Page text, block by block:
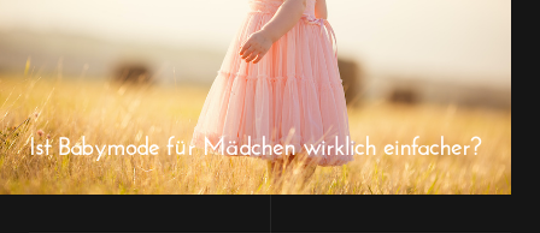
Ist Babymode für Mädchen wirklich einfacher?